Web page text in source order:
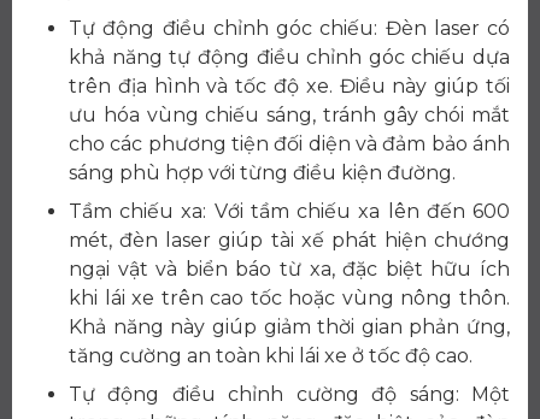
Tự động điều chỉnh góc chiếu: Đèn laser có
khả năng tự động điều chỉnh góc chiếu dựa
trên địa hình và tốc độ xe. Điều này giúp tối
ưu hóa vùng chiếu sáng, tránh gây chói mắt
cho các phương tiện đối diện và đảm bảo ánh
sáng phù hợp với từng điều kiện đường.
Tầm chiếu xa: Với tầm chiếu xa lên đến 600
mét, đèn laser giúp tài xế phát hiện chướng
ngại vật và biển báo từ xa, đặc biệt hữu ích
khi lái xe trên cao tốc hoặc vùng nông thôn.
Khả năng này giúp giảm thời gian phản ứng,
tăng cường an toàn khi lái xe ở tốc độ cao.
Tự động điều chỉnh cường độ sáng: Một